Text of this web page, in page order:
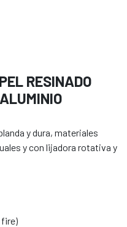
RESINADO
y dura, materiales
y con lijadora rotativa y
fire)